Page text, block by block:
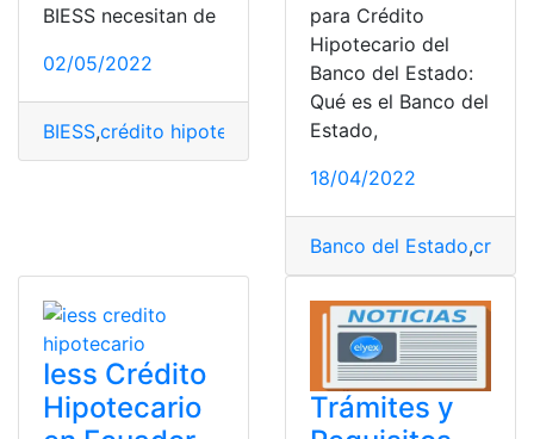
BIESS necesitan de
02/05/2022
BIESS,crédito hipotecario hipoteca,hipotecario
para Crédito
Hipotecario del
Banco del Estado:
Qué es el Banco del
Estado,
18/04/2022
Banco del Estado,
Iess Crédito
Hipotecario
Trámites y